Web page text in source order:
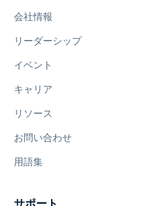
会社情報
リーダーシップ
イベント
キャリア
リソース
お問い合わせ
用語集